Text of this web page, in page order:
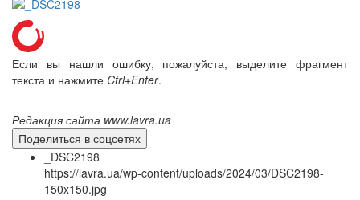
Если вы нашли ошибку, пожалуйста, выделите фрагмент
текста и нажмите Ctrl+Enter.
Редакция сайта www.lavra.ua
Поделиться в соцсетях
_DSC2198
https://lavra.ua/wp-content/uploads/2024/03/DSC2198-
150x150.jpg